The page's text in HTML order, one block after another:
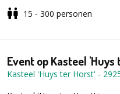
De teams varen in
of the Biesbosch` spelen
kunnen genieten van een
15 - 300 personen
Event op Kasteel
Kasteel 'Huys ter Horst' -